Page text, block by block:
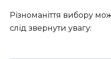
Різноманіття вибору
слід звернути увагу: